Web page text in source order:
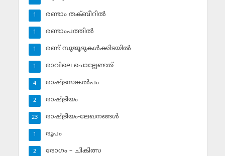
രണ്ടാം തക്ബീറില്‍
1
രണ്ടാംപത്തില്‍
1
രണ്ട് സുജൂദുകള്‍ക്കിടയില്‍
1
രാവിലെ ചൊല്ലേണ്ടത്
1
രാഷ്ട്രസങ്കല്‍പം
4
രാഷ്ട്രീയം
2
രാഷ്ട്രീയം-ലേഖനങ്ങള്‍
23
രൂപം
1
രോഗം – ചികിത്സ
2